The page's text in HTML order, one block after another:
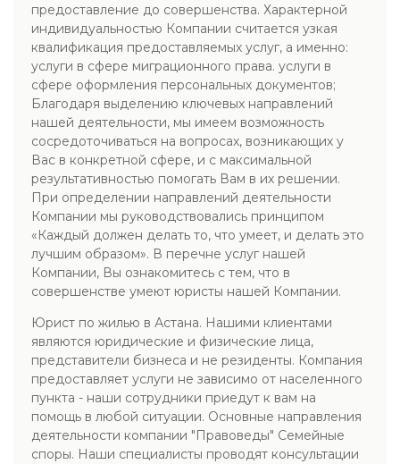
предоставление до совершенства. Характерной
индивидуальностью Компании считается узкая
квалификация предоставляемых услуг, а именно:
услуги в сфере миграционного права. услуги в
сфере оформления персональных документов;
Благодаря выделению ключевых направлений
нашей деятельности, мы имеем возможность
сосредоточиваться на вопросах, возникающих у
Вас в конкретной сфере, и с максимальной
результативностью помогать Вам в их решении.
При определении направлений деятельности
Компании мы руководствовались принципом
«Каждый должен делать то, что умеет, и делать это
лучшим образом». В перечне услуг нашей
Компании, Вы ознакомитесь с тем, что в
совершенстве умеют юристы нашей Компании.
Юрист по жилью в Астана. Нашими клиентами
являются юридические и физические лица,
представители бизнеса и не резиденты. Компания
предоставляет услуги не зависимо от населенного
пункта - наши сотрудники приедут к вам на
помощь в любой ситуации. Основные направления
деятельности компании "Правоведы" Семейные
споры. Наши специалисты проводят консультации